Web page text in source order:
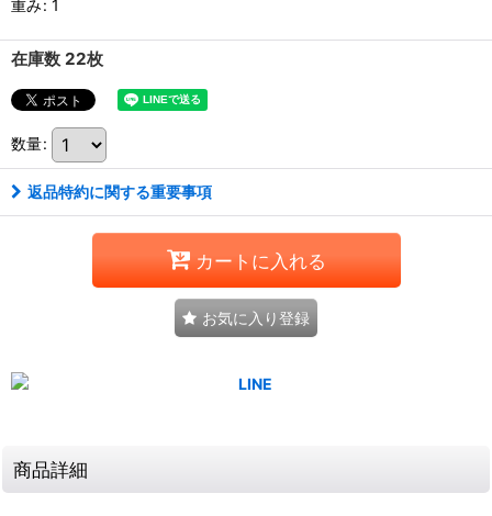
重み: 1
在庫数 22枚
数量:
返品特約に関する重要事項
カートに入れる
お気に入り登録
商品詳細